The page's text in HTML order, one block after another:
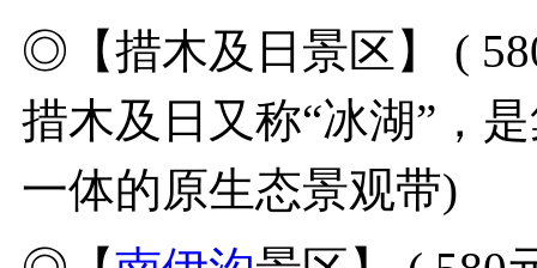
◎【措木及日景区】 (
措木及日又称“冰湖”，
一体的原生态景观带)